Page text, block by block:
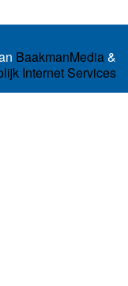
BaakmanMedia&
Internet Services